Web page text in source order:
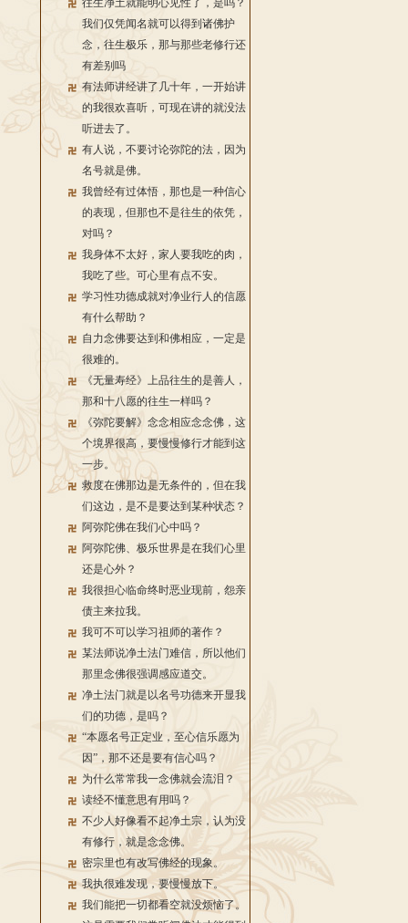
往生净土就能明心见性了，是吗？
我们仅凭闻名就可以得到诸佛护
念，往生极乐，那与那些老修行还
有差别吗
有法师讲经讲了几十年，一开始讲
的我很欢喜听，可现在讲的就没法
听进去了。
有人说，不要讨论弥陀的法，因为
名号就是佛。
我曾经有过体悟，那也是一种信心
的表现，但那也不是往生的依凭，
对吗？
我身体不太好，家人要我吃的肉，
我吃了些。可心里有点不安。
学习性功德成就对净业行人的信愿
有什么帮助？
自力念佛要达到和佛相应，一定是
很难的。
《无量寿经》上品往生的是善人，
那和十八愿的往生一样吗？
《弥陀要解》念念相应念念佛，这
个境界很高，要慢慢修行才能到这
一步。
救度在佛那边是无条件的，但在我
们这边，是不是要达到某种状态？
阿弥陀佛在我们心中吗？
阿弥陀佛、极乐世界是在我们心里
还是心外？
我很担心临命终时恶业现前，怨亲
债主来拉我。
我可不可以学习祖师的著作？
某法师说净土法门难信，所以他们
那里念佛很强调感应道交。
净土法门就是以名号功德来开显我
们的功德，是吗？
“本愿名号正定业，至心信乐愿为
因”，那不还是要有信心吗？
为什么常常我一念佛就会流泪？
读经不懂意思有用吗？
不少人好像看不起净土宗，认为没
有修行，就是念念佛。
密宗里也有改写佛经的现象。
我执很难发现，要慢慢放下。
我们能把一切都看空就没烦恼了。